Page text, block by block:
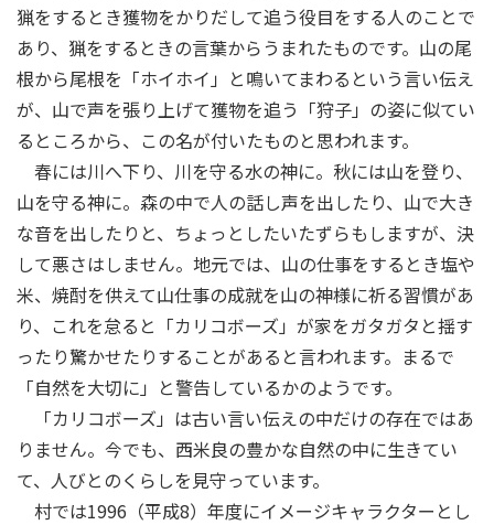
猟をするとき獲物をかりだして追う役目をする人のことで
あり、猟をするときの言葉からうまれたものです。山の尾
根から尾根を「ホイホイ」と鳴いてまわるという言い伝え
が、山で声を張り上げて獲物を追う「狩子」の姿に似てい
るところから、この名が付いたものと思われます。
春には川へ下り、川を守る水の神に。秋には山を登り、
山を守る神に。森の中で人の話し声を出したり、山で大き
な音を出したりと、ちょっとしたいたずらもしますが、決
して悪さはしません。地元では、山の仕事をするとき塩や
米、焼酎を供えて山仕事の成就を山の神様に祈る習慣があ
り、これを怠ると「カリコボーズ」が家をガタガタと揺す
ったり驚かせたりすることがあると言われます。まるで
「自然を大切に」と警告しているかのようです。
「カリコボーズ」は古い言い伝えの中だけの存在ではあ
りません。今でも、西米良の豊かな自然の中に生きてい
て、人びとのくらしを見守っています。
村では1996（平成8）年度にイメージキャラクターとし